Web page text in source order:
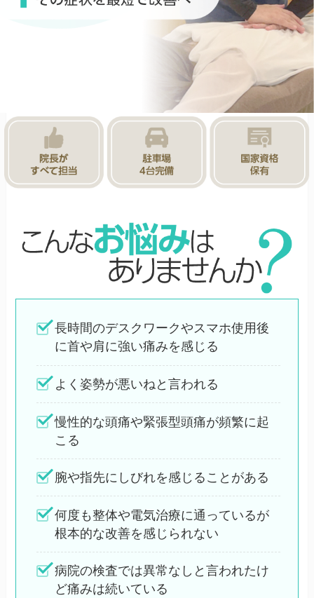
長時間のデスクワークやスマホ使用後
に首や肩に強い痛みを感じる
よく姿勢が悪いねと言われる
慢性的な頭痛や緊張型頭痛が頻繁に起
こる
腕や指先にしびれを感じることがある
何度も整体や電気治療に通っているが
根本的な改善を感じられない
病院の検査では異常なしと言われたけ
ど痛みは続いている